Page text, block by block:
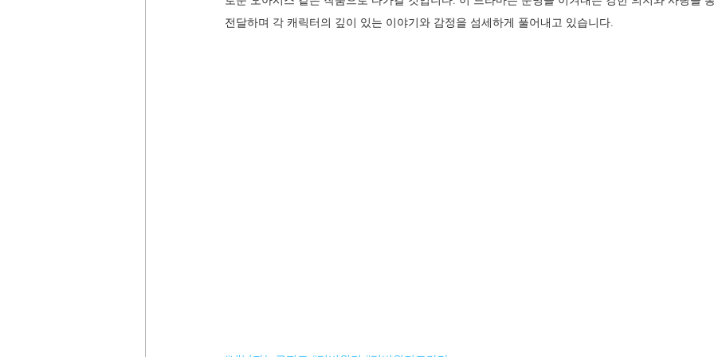
전달하며 각 캐릭터의 깊이 있는 이야기와 감정을 섬세하게 풀어내고 있습니다.